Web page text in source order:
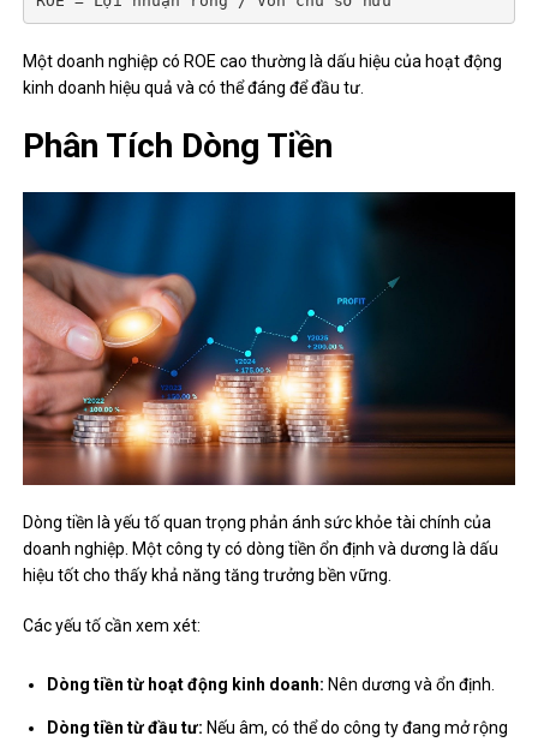
Một doanh nghiệp có ROE cao thường là dấu hiệu của hoạt động
kinh doanh hiệu quả và có thể đáng để đầu tư.
Phân Tích Dòng Tiền
Dòng tiền là yếu tố quan trọng phản ánh sức khỏe tài chính của
doanh nghiệp. Một công ty có dòng tiền ổn định và dương là dấu
hiệu tốt cho thấy khả năng tăng trưởng bền vững.
Các yếu tố cần xem xét:
Dòng tiền từ hoạt động kinh doanh: Nên dương và ổn định.
Dòng tiền từ đầu tư: Nếu âm, có thể do công ty đang mở rộng